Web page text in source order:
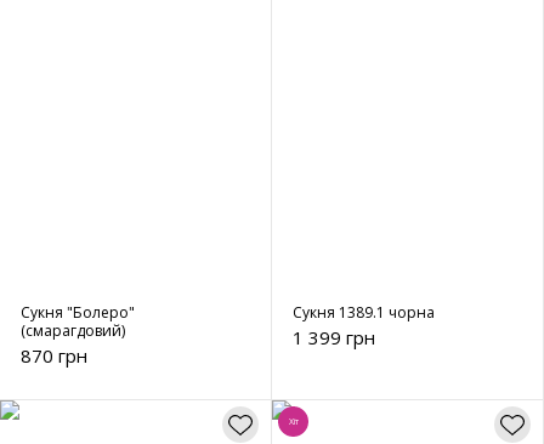
Сукня "Болеро"
(смарагдовий)
870 грн
Сукня 1389.1 чорна
1 399 грн
Хіт